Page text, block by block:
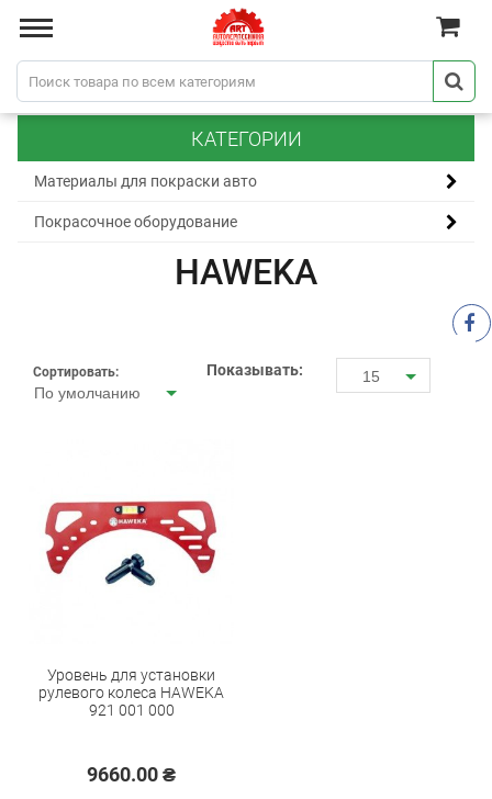
КАТЕГОРИИ
Материалы для покраски авто
Покрасочное оборудование
HAWEKA
Сортировать:
По умолчанию
Показывать: 15
Уровень для установки
рулевого колеса HAWEKA
921 001 000
9660.00 ₴